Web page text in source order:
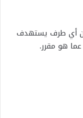
من أي طرف يستهدف
عما هو مقرر.